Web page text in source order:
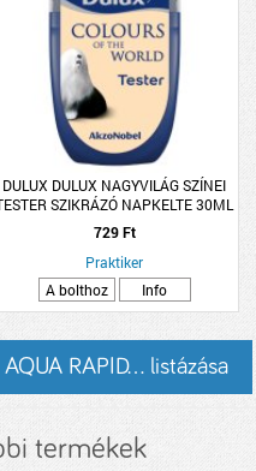
DULUX DULUX NAGYVILÁG SZÍNEI
SZIKRÁZÓ NAPKELTE 30ML
729 Ft
Praktiker
A bolthoz
Info
RAPID... listázása
termékek